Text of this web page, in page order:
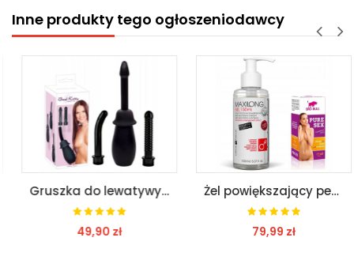
Inne produkty tego ogłoszeniodawcy
Gruszka do lewatywy 3 końcówki seks analny
49,90 zł
Żel powiększający penisa - maxilong gel 150ml
79,99 zł